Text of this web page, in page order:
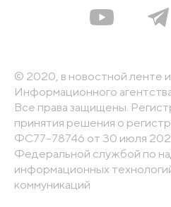
© 2020, в новостной ленте
Информационного
Все права защищены.
принятия решения о
ФС77-78746 от 30 июля
Федеральной службой по
информационных
коммуникаций